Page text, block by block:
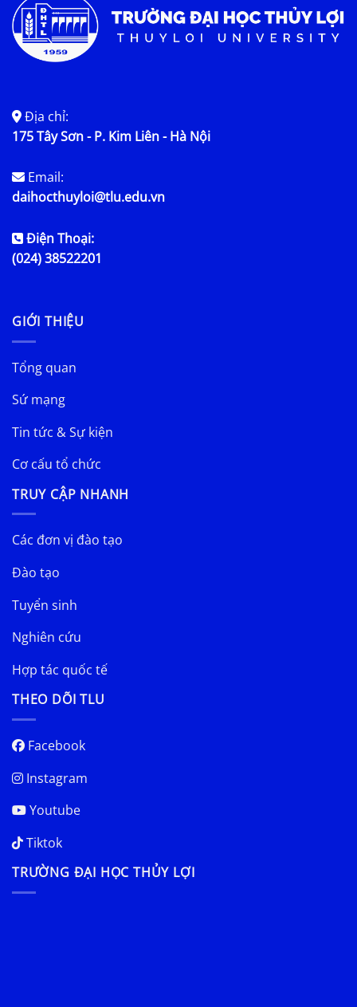
Địa chỉ:
175 Tây Sơn - P. Kim Liên - Hà Nội
Email:
daihocthuyloi@tlu.edu.vn
Điện Thoại:
(024) 38522201
GIỚI THIỆU
Tổng quan
Sứ mạng
Tin tức & Sự kiện
Cơ cấu tổ chức
TRUY CẬP NHANH
Các đơn vị đào tạo
Đào tạo
Tuyển sinh
Nghiên cứu
Hợp tác quốc tế
THEO DÕI TLU
Facebook
Instagram
Youtube
Tiktok
TRƯỜNG ĐẠI HỌC THỦY LỢI